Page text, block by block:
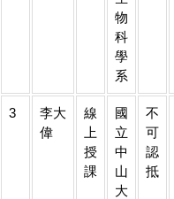
物
科
學
系
3
李大
偉
線
上
授
課
國
立
中
山
大
不
可
認
抵